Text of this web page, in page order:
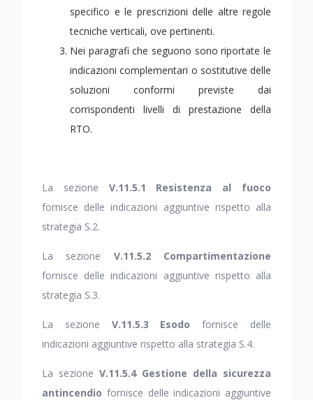
specifico e le prescrizioni delle altre regole
tecniche verticali, ove pertinenti.
Nei paragrafi che seguono sono riportate le
indicazioni complementari o sostitutive delle
soluzioni conformi previste dai
corrispondenti livelli di prestazione della
RTO.
La sezione V.11.5.1 Resistenza al fuoco
fornisce delle indicazioni aggiuntive rispetto alla
strategia S.2.
La sezione V.11.5.2 Compartimentazione
fornisce delle indicazioni aggiuntive rispetto alla
strategia S.3.
La sezione V.11.5.3 Esodo fornisce delle
indicazioni aggiuntive rispetto alla strategia S.4.
La sezione V.11.5.4 Gestione della sicurezza
antincendio fornisce delle indicazioni aggiuntive